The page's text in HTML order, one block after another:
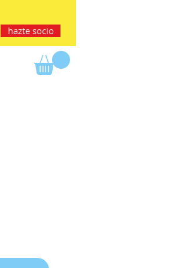
hazte socio